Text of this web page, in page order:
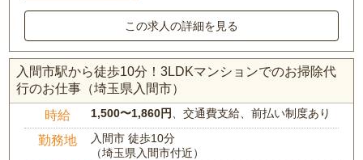
この求人の詳細を見る
入間市駅から徒歩10分！3LDKマンションでのお掃除代
行のお仕事（埼玉県入間市）
時給 1,500〜1,860円 、交通費支給、前払い制度あり
勤務地
入間市 徒歩10分
（埼玉県入間市付近）